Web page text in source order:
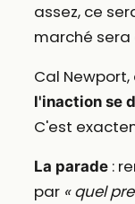
assez, ce
marché sera
Cal Newport,
l'inaction se
C'est
La parade:
par « quel